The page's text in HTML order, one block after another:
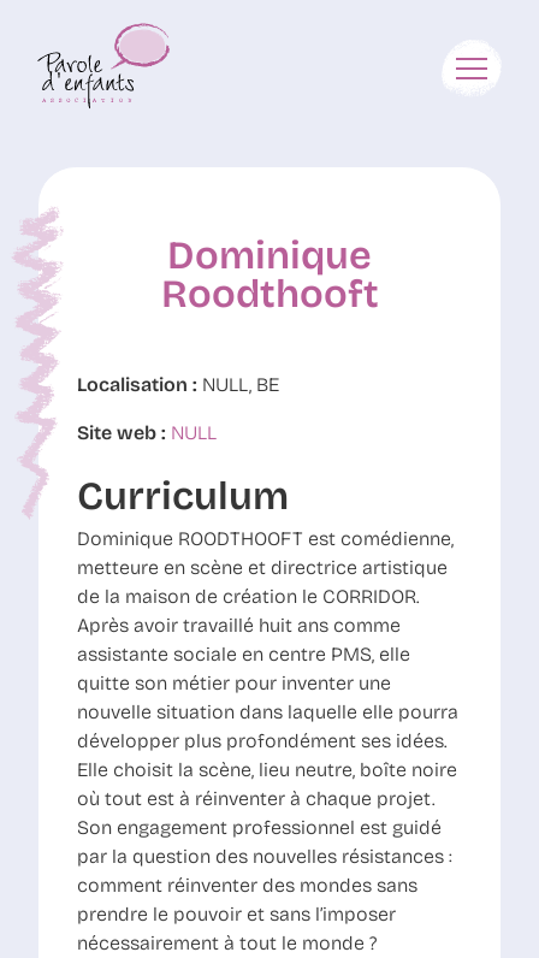
Dominique
Roodthooft
Localisation : NULL, BE
Site web : NULL
Curriculum
Dominique ROODTHOOFT est comédienne,
metteure en scène et directrice artistique
de la maison de création le CORRIDOR.
Après avoir travaillé huit ans comme
assistante sociale en centre PMS, elle
quitte son métier pour inventer une
nouvelle situation dans laquelle elle pourra
développer plus profondément ses idées.
Elle choisit la scène, lieu neutre, boîte noire
où tout est à réinventer à chaque projet.
Son engagement professionnel est guidé
par la question des nouvelles résistances :
comment réinventer des mondes sans
prendre le pouvoir et sans l’imposer
nécessairement à tout le monde ?